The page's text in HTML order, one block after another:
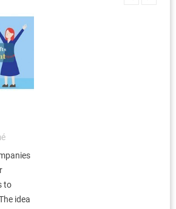
to
idea